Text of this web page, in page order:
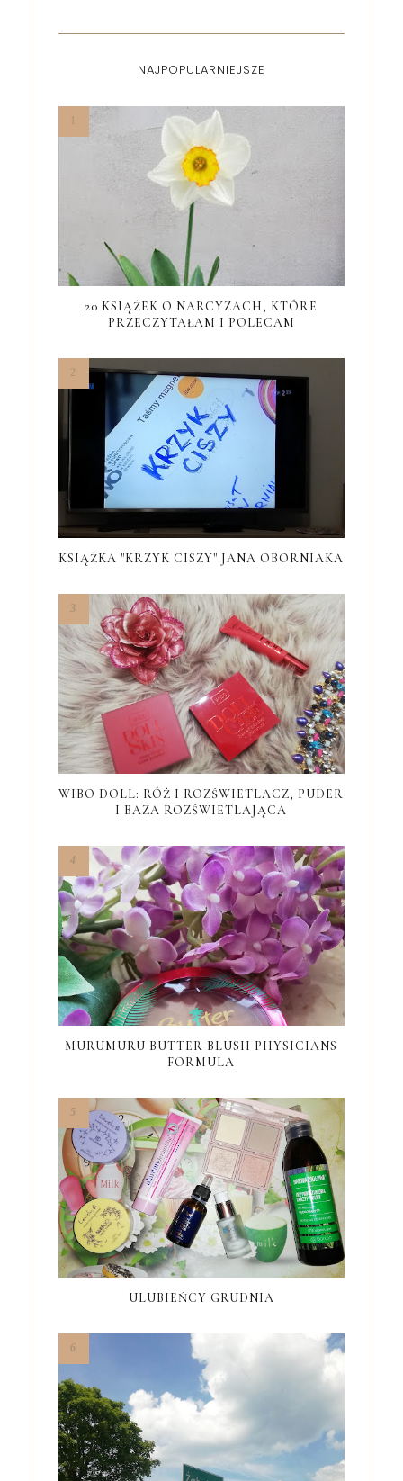
NAJPOPULARNIEJSZE
20 KSIĄŻEK O NARCYZACH, KTÓRE
PRZECZYTAŁAM I POLECAM
KSIĄŻKA "KRZYK CISZY" JANA OBORNIAKA
WIBO DOLL: RÓŻ I ROZŚWIETLACZ, PUDER
I BAZA ROZŚWIETLAJĄCA
MURUMURU BUTTER BLUSH PHYSICIANS
FORMULA
ULUBIEŃCY GRUDNIA